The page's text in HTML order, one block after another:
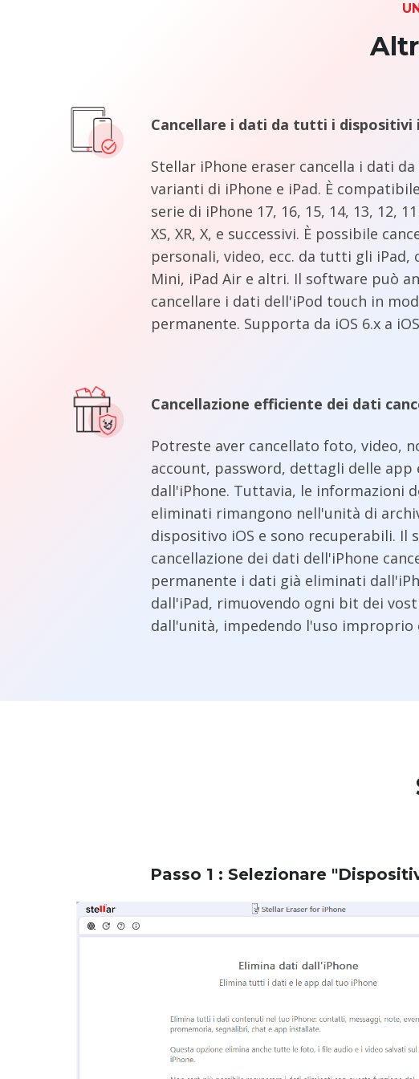
Cancellare i dati da tutti i dispositivi
Stellar iPhone eraser cancella i dati
varianti di iPhone e iPad. È
serie di iPhone 17, 16, 15, 14, 13, 12, 11
XS, XR, X, e successivi. È possibile
personali, video, ecc. da tutti gli iPad,
Mini, iPad Air e altri. Il software può
cancellare i dati dell'iPod touch in
permanente. Supporta da iOS 6.x a
Cancellazione efficiente dei dati
Potreste aver cancellato foto, video,
account, password, dettagli delle app
dall'iPhone. Tuttavia, le informazioni
eliminati rimangono nell'unità di
dispositivo iOS e sono recuperabili. Il
cancellazione dei dati dell'iPhone
permanente i dati già eliminati
dall'iPad, rimuovendo ogni bit dei
dall'unità, impedendo l'uso improprio
Passo 1 : Selezionare